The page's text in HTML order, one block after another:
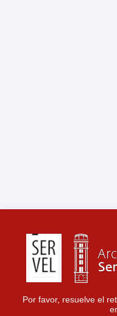
Por favor, resuelve el